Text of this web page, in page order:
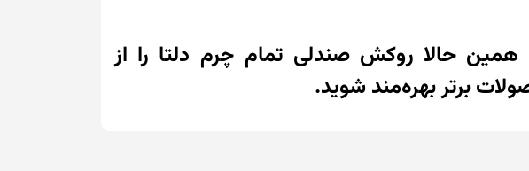
حالا روکش صندلی تمام چرم دلتا را از
برتر بهره‌مند شوید.